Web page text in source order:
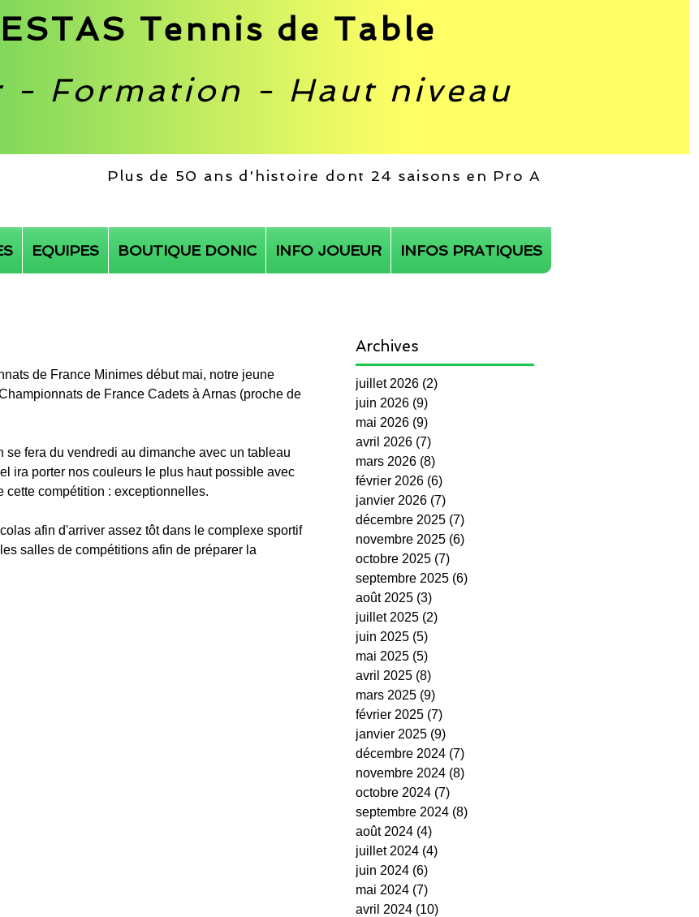
Tennis de Table
- Formation - Haut niveau
Plus de 50 ans d'histoire dont 24 saisons en Pro A
EQUIPES BOUTIQUE DONIC INFO JOUEUR INFOS PRATIQUES
de France Minimes début mai, notre jeune
de France Cadets à Arnas (proche de
se fera du vendredi au dimanche avec un tableau
ira porter nos couleurs le plus haut possible avec
cette compétition : exceptionnelles.
afin d'arriver assez tôt dans le complexe sportif
salles de compétitions afin de préparer la
Archives
cestas fit ping tonic
video
juillet 2026 (2)
juin 2026 (9)
mai 2026 (9)
avril 2026 (7)
mars 2026 (8)
février 2026 (6)
janvier 2026 (7)
décembre 2025 (7)
novembre 2025 (6)
octobre 2025 (7)
septembre 2025 (6)
août 2025 (3)
juillet 2025 (2)
juin 2025 (5)
mai 2025 (5)
avril 2025 (8)
mars 2025 (9)
février 2025 (7)
janvier 2025 (9)
décembre 2024 (7)
novembre 2024 (8)
octobre 2024 (7)
septembre 2024 (8)
août 2024 (4)
juillet 2024 (4)
juin 2024 (6)
mai 2024 (7)
avril 2024 (10)